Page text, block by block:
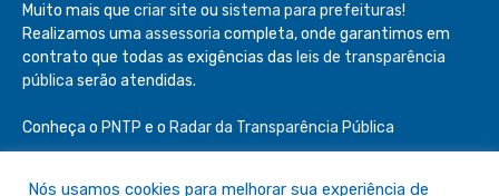
Muito mais que criar site ou sistema para prefeituras!
Realizamos uma assessoria completa, onde garantimos em
contrato que todas as exigências das leis de transparência
pública serão atendidas.
Conheça o PNTP e o Radar da Transparência Pública
Nós usamos cookies para melhorar sua experiência de